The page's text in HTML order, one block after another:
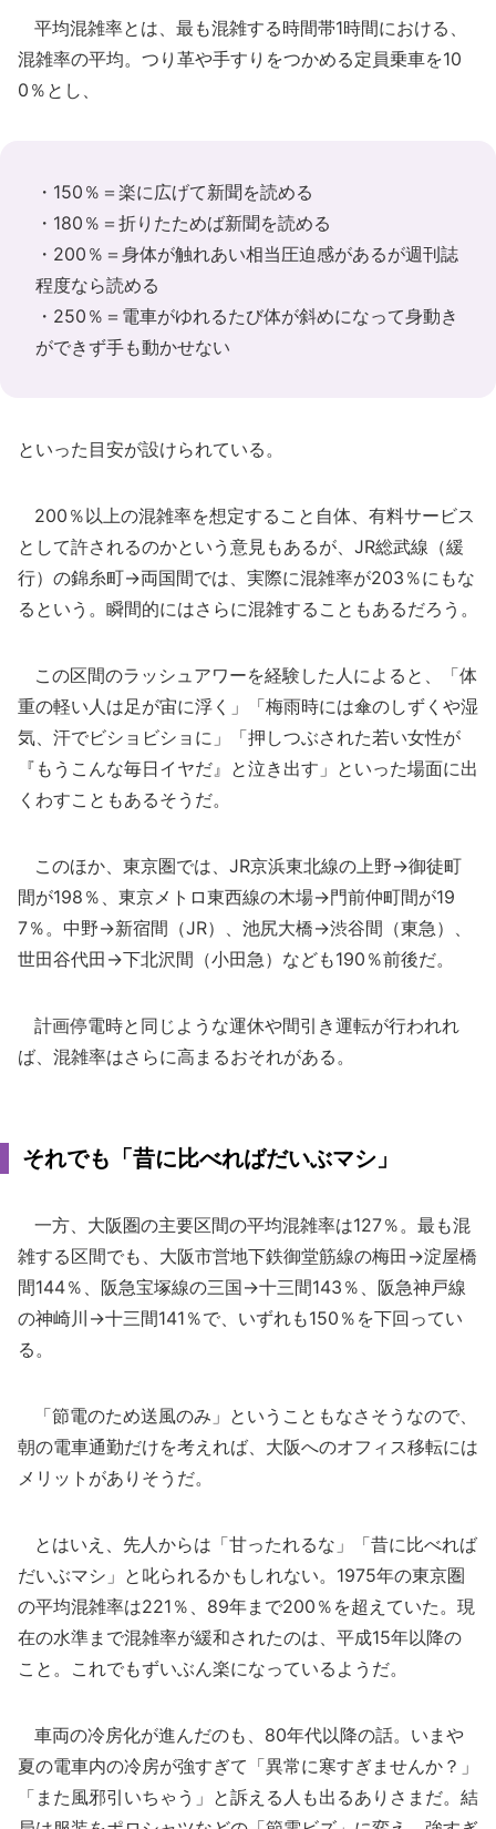
平均混雑率とは、最も混雑する時間帯1時間における、
混雑率の平均。つり革や手すりをつかめる定員乗車を10
0％とし、
・150％＝楽に広げて新聞を読める
・180％＝折りたためば新聞を読める
・200％＝身体が触れあい相当圧迫感があるが週刊誌
程度なら読める
・250％＝電車がゆれるたび体が斜めになって身動き
ができず手も動かせない
といった目安が設けられている。
200％以上の混雑率を想定すること自体、有料サービス
として許されるのかという意見もあるが、JR総武線（緩
行）の錦糸町→両国間では、実際に混雑率が203％にもな
るという。瞬間的にはさらに混雑することもあるだろう。
この区間のラッシュアワーを経験した人によると、「体
重の軽い人は足が宙に浮く」「梅雨時には傘のしずくや湿
気、汗でビショビショに」「押しつぶされた若い女性が
『もうこんな毎日イヤだ』と泣き出す」といった場面に出
くわすこともあるそうだ。
このほか、東京圏では、JR京浜東北線の上野→御徒町
間が198％、東京メトロ東西線の木場→門前仲町間が19
7％。中野→新宿間（JR）、池尻大橋→渋谷間（東急）、
世田谷代田→下北沢間（小田急）なども190％前後だ。
計画停電時と同じような運休や間引き運転が行われれ
ば、混雑率はさらに高まるおそれがある。
それでも「昔に比べればだいぶマシ」
一方、大阪圏の主要区間の平均混雑率は127％。最も混
雑する区間でも、大阪市営地下鉄御堂筋線の梅田→淀屋橋
間144％、阪急宝塚線の三国→十三間143％、阪急神戸線
の神崎川→十三間141％で、いずれも150％を下回ってい
る。
「節電のため送風のみ」ということもなさそうなので、
朝の電車通勤だけを考えれば、大阪へのオフィス移転には
メリットがありそうだ。
とはいえ、先人からは「甘ったれるな」「昔に比べれば
だいぶマシ」と叱られるかもしれない。1975年の東京圏
の平均混雑率は221％、89年まで200％を超えていた。現
在の水準まで混雑率が緩和されたのは、平成15年以降の
こと。これでもずいぶん楽になっているようだ。
車両の冷房化が進んだのも、80年代以降の話。いまや
夏の電車内の冷房が強すぎて「異常に寒すぎませんか？」
「また風邪引いちゃう」と訴える人も出るありさまだ。結